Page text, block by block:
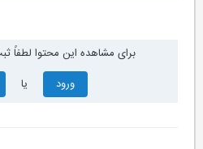
برای مشاهده این محتوا لطفاً ثبت
ورود